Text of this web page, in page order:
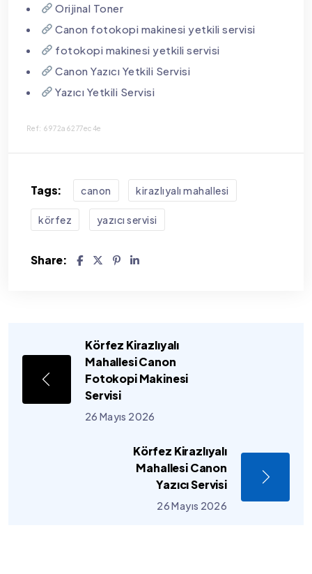
Orijinal Toner
Canon fotokopi makinesi yetkili servisi
fotokopi makinesi yetkili servisi
Canon Yazıcı Yetkili Servisi
Yazıcı Yetkili Servisi
Ref: 6972a6277ec4e
Tags: canon kirazlıyalı mahallesi
körfez yazıcı servisi
Share:
Körfez Kirazlıyalı
Mahallesi Canon
Fotokopi Makinesi
Servisi
26 Mayıs 2026
Körfez Kirazlıyalı
Mahallesi Canon
Yazıcı Servisi
26 Mayıs 2026